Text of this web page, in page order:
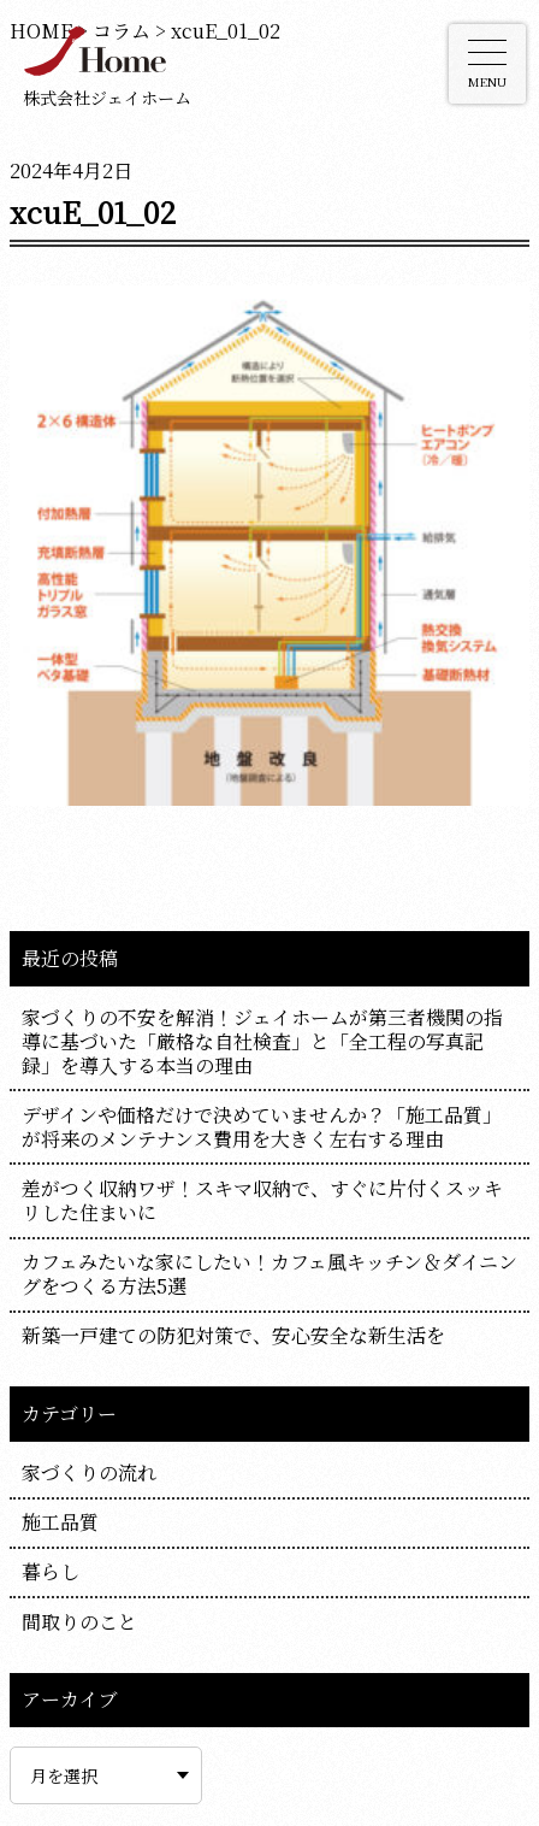
株式会社ジェイホーム
MENU
HOME> コラム > xcuE_01_02
2024年4月2日
xcuE_01_02
最近の投稿
家づくりの不安を解消！ジェイホームが第三者機関の指
導に基づいた「厳格な自社検査」と「全工程の写真記
録」を導入する本当の理由
デザインや価格だけで決めていませんか？「施工品質」
が将来のメンテナンス費用を大きく左右する理由
差がつく収納ワザ！スキマ収納で、すぐに片付くスッキ
リした住まいに
カフェみたいな家にしたい！カフェ風キッチン＆ダイニン
グをつくる方法5選
新築一戸建ての防犯対策で、安心安全な新生活を
カテゴリー
家づくりの流れ
施工品質
暮らし
間取りのこと
アーカイブ
イ